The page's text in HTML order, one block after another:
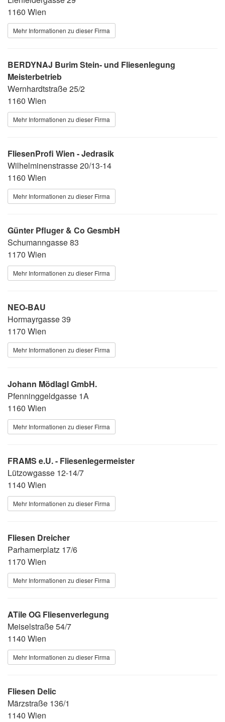
1160 Wien
Mehr Informationen zu dieser Firma
BERDYNAJ Burim Stein- und Fliesenlegung
Meisterbetrieb
Wernhardtstraße 25/2
1160 Wien
Mehr Informationen zu dieser Firma
FliesenProfi Wien - Jedrasik
Wilhelminenstrasse 20/13-14
1160 Wien
Mehr Informationen zu dieser Firma
Günter Pfluger & Co GesmbH
Schumanngasse 83
1170 Wien
Mehr Informationen zu dieser Firma
NEO-BAU
Hormayrgasse 39
1170 Wien
Mehr Informationen zu dieser Firma
Johann Mödlagl GmbH.
Pfenninggeldgasse 1A
1160 Wien
Mehr Informationen zu dieser Firma
FRAMS e.U. - Fliesenlegermeister
Lützowgasse 12-14/7
1140 Wien
Mehr Informationen zu dieser Firma
Fliesen Dreicher
Parhamerplatz 17/6
1170 Wien
Mehr Informationen zu dieser Firma
ATile OG Fliesenverlegung
Meiselstraße 54/7
1140 Wien
Mehr Informationen zu dieser Firma
Fliesen Delic
Märzstraße 136/1
1140 Wien